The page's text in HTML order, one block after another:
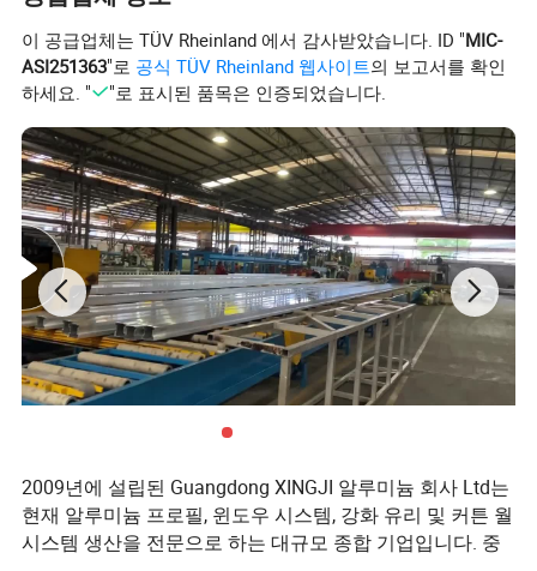
이 공급업체는 TÜV Rheinland 에서 감사받았습니다. ID "MIC-
ASI251363"로 공식 TÜV Rheinland 웹사이트의 보고서를 확인
하세요. "
"로 표시된 품목은 인증되었습니다.
2009년에 설립된 Guangdong XINGJI 알루미늄 회사 Ltd는
현재 알루미늄 프로필, 윈도우 시스템, 강화 유리 및 커튼 월
시스템 생산을 전문으로 하는 대규모 종합 기업입니다. 중